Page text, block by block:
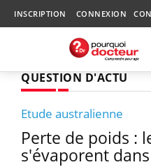
INSCRIPTION CONNEXION
QUESTION D'ACTU
Etude australienne
Perte de poids :
s'évaporent